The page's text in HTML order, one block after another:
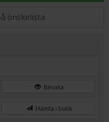
önskelista
Bevaka
Hämta i butik